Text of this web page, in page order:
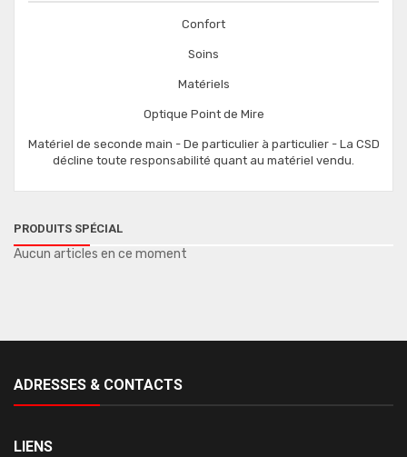
Confort
Soins
Matériels
Optique Point de Mire
Matériel de seconde main - De particulier à particulier - La CSD
décline toute responsabilité quant au matériel vendu.
PRODUITS SPÉCIAL
Aucun articles en ce moment
ADRESSES & CONTACTS
LIENS